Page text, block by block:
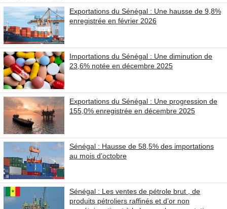
Exportations du Sénégal : Une hausse de 9,8%
enregistrée en février 2026
Importations du Sénégal : Une diminution de
23,6% notée en décembre 2025
Exportations du Sénégal : Une progression de
155,0% enregistrée en décembre 2025
Sénégal : Hausse de 58,5% des importations
au mois d’octobre
Sénégal : Les ventes de pétrole brut , de
produits pétroliers raffinés et d’or non